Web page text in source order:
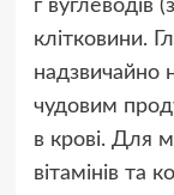
г вуглеводів
клітковини.
надзвичайно
чудовим
в крові. Для
вітамінів та